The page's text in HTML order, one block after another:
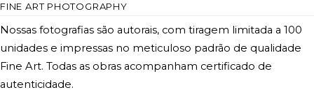
FINE ART PHOTOGRAPHY
Nossas fotografias são autorais, com tiragem limitada a 100
unidades e impressas no meticuloso padrão de qualidade
Fine Art. Todas as obras acompanham certificado de
autenticidade.